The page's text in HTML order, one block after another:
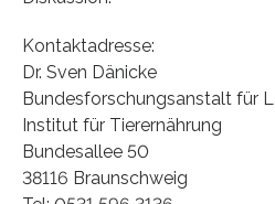
Kontaktadresse:
Dr. Sven Dänicke
Bundesforschungsanstalt für
Institut für Tierernährung
Bundesallee 50
38116 Braunschweig